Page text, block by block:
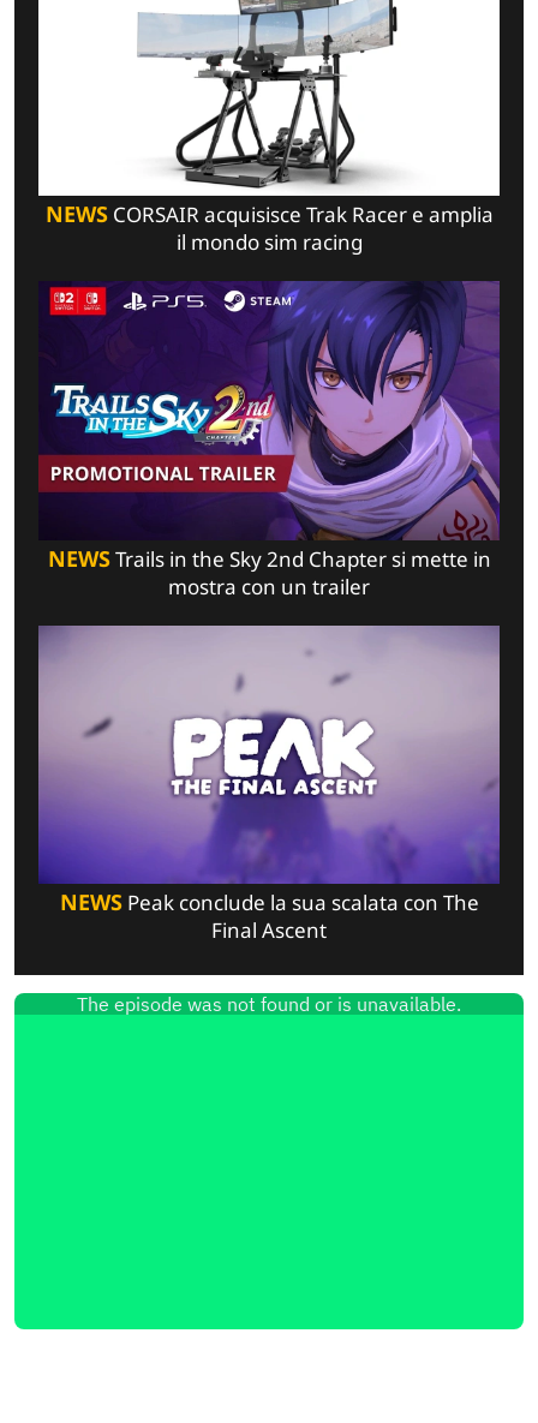
NEWSCORSAIR acquisisce Trak Racer e amplia
il mondo sim racing
NEWSTrails in the Sky 2nd Chapter si mette in
mostra con un trailer
NEWSPeak conclude la sua scalata con The
Final Ascent